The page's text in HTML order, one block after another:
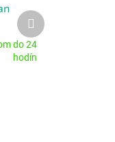
do 24
hodín
Ďalší
produkt